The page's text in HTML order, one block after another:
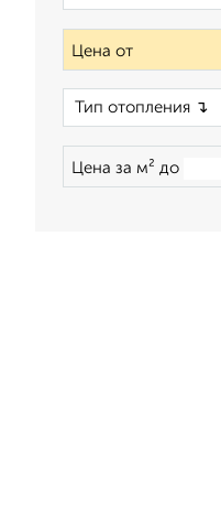
Цена от
Цена за м² до